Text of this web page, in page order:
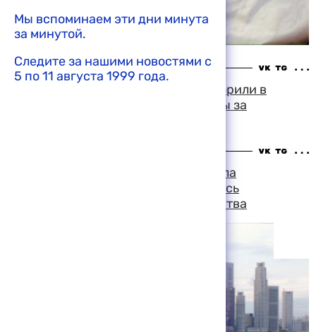
12:57 06-08-1999
Американского пассажира приговорили в
Сингапуре к шести месяцам тюрьмы за
В Сингапуре за три недели до начала
президентских выборов не оказалось
кандидатов на пост главы государства
Мы вспоминаем эти дни минута
за минутой.
Следите за нашими новостями с
5 по 11 августа 1999 года.